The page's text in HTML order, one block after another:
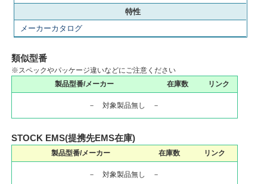
特性
メーカーカタログ
類似型番
※スペックやパッケージ違いなどにご注意ください
製品型番/メーカー
在庫数 リンク
－ 対象製品無し －
STOCK EMS(提携先EMS在庫)
製品型番/メーカー 在庫数 リンク
－ 対象製品無し －